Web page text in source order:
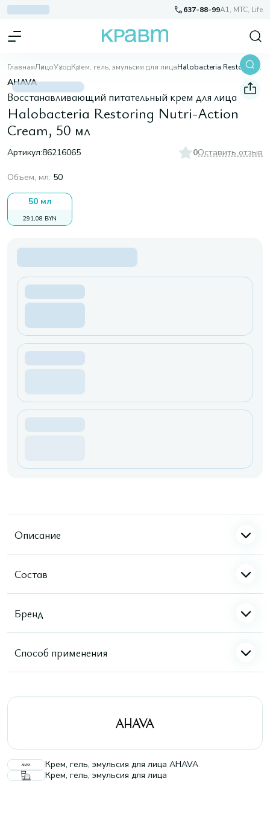
637-88-99A1, МТС, Life
ГлавнаяЛицоУходКрем, гель, эмульсия для лица Halobacteria Restoring Nutri-Action Cream, 50 мл
AHAVA
Восстанавливающий питательный крем для лица
Halobacteria Restoring Nutri-Action
Cream, 50 мл
Артикул:86216065 0Оставить отзыв
Объем, мл: 50
50 мл
291,08 BYN
Описание
Состав
Бренд
Способ применения
Крем, гель, эмульсия для лица AHAVA
Крем, гель, эмульсия для лица